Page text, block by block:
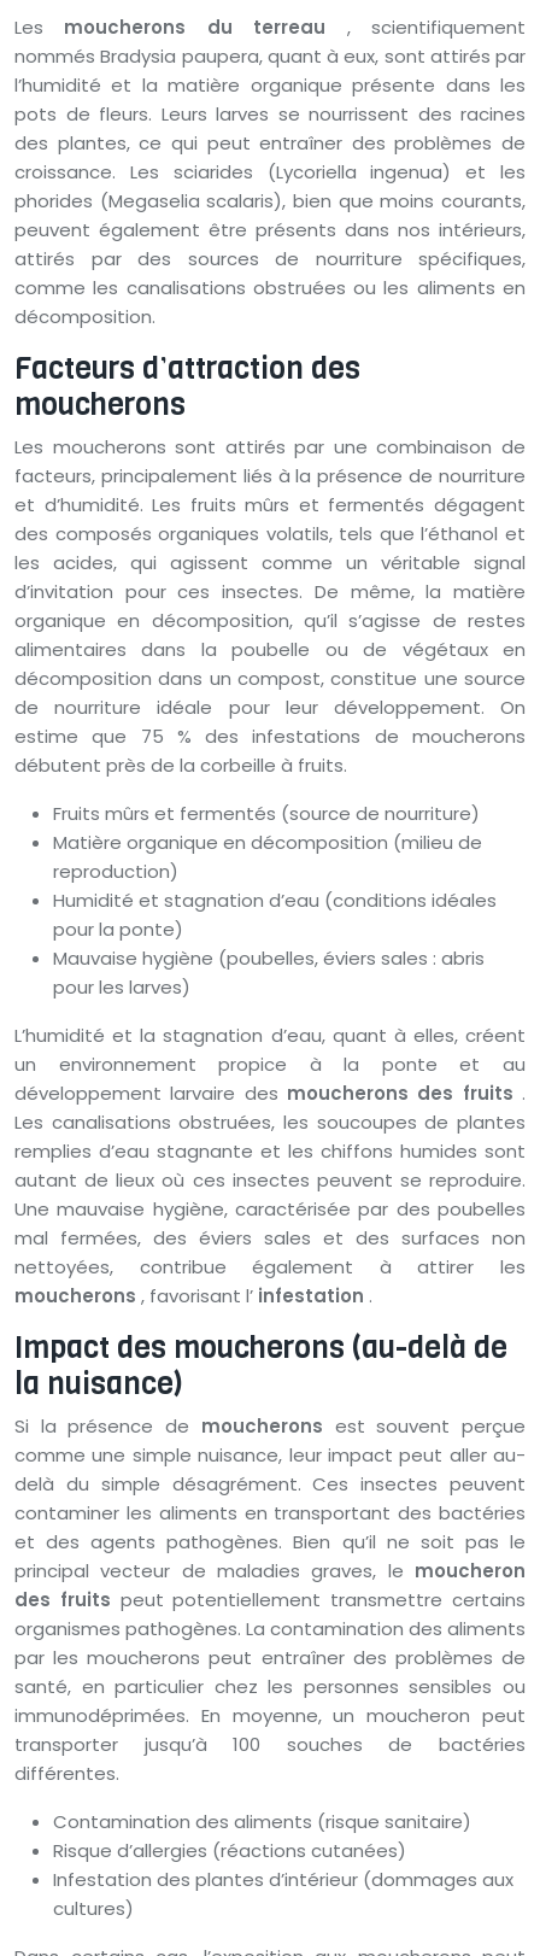
Les moucherons du terreau , scientifiquement
nommés Bradysia paupera, quant à eux, sont attirés par
l’humidité et la matière organique présente dans les
pots de fleurs. Leurs larves se nourrissent des racines
des plantes, ce qui peut entraîner des problèmes de
croissance. Les sciarides (Lycoriella ingenua) et les
phorides (Megaselia scalaris), bien que moins courants,
peuvent également être présents dans nos intérieurs,
attirés par des sources de nourriture spécifiques,
comme les canalisations obstruées ou les aliments en
décomposition.
Facteurs d’attraction des
moucherons
Les moucherons sont attirés par une combinaison de
facteurs, principalement liés à la présence de nourriture
et d’humidité. Les fruits mûrs et fermentés dégagent
des composés organiques volatils, tels que l’éthanol et
les acides, qui agissent comme un véritable signal
d’invitation pour ces insectes. De même, la matière
organique en décomposition, qu’il s’agisse de restes
alimentaires dans la poubelle ou de végétaux en
décomposition dans un compost, constitue une source
de nourriture idéale pour leur développement. On
estime que 75 % des infestations de moucherons
débutent près de la corbeille à fruits.
Fruits mûrs et fermentés (source de nourriture)
Matière organique en décomposition (milieu de
reproduction)
Humidité et stagnation d’eau (conditions idéales
pour la ponte)
Mauvaise hygiène (poubelles, éviers sales : abris
pour les larves)
L’humidité et la stagnation d’eau, quant à elles, créent
un environnement propice à la ponte et au
développement larvaire des moucherons des fruits .
Les canalisations obstruées, les soucoupes de plantes
remplies d’eau stagnante et les chiffons humides sont
autant de lieux où ces insectes peuvent se reproduire.
Une mauvaise hygiène, caractérisée par des poubelles
mal fermées, des éviers sales et des surfaces non
nettoyées, contribue également à attirer les
moucherons , favorisant l’ infestation .
Impact des moucherons (au-delà de
la nuisance)
Si la présence de moucherons est souvent perçue
comme une simple nuisance, leur impact peut aller au-
delà du simple désagrément. Ces insectes peuvent
contaminer les aliments en transportant des bactéries
et des agents pathogènes. Bien qu’il ne soit pas le
principal vecteur de maladies graves, le moucheron
des fruits peut potentiellement transmettre certains
organismes pathogènes. La contamination des aliments
par les moucherons peut entraîner des problèmes de
santé, en particulier chez les personnes sensibles ou
immunodéprimées. En moyenne, un moucheron peut
transporter jusqu’à 100 souches de bactéries
différentes.
Contamination des aliments (risque sanitaire)
Risque d’allergies (réactions cutanées)
Infestation des plantes d’intérieur (dommages aux
cultures)